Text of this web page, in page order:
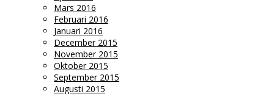
Mars 2016
Februari 2016
Januari 2016
December 2015
November 2015
Oktober 2015
September 2015
Augusti 2015